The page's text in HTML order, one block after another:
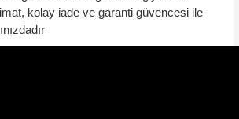
kolay iade ve garanti güvencesi ile